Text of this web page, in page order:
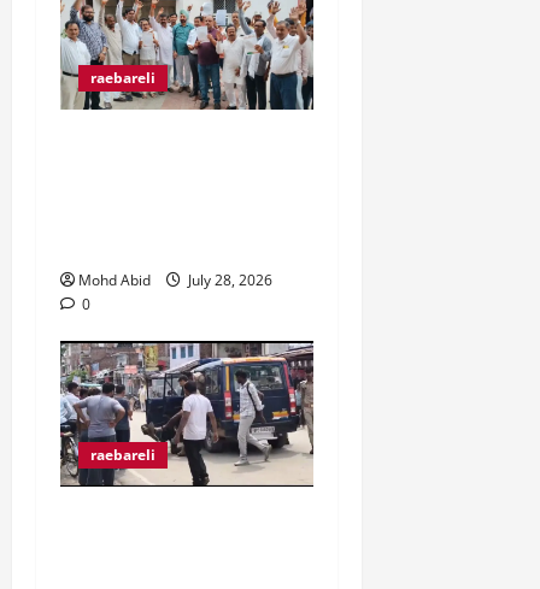
raebareli
Mohd Abid
July 28, 2026
0
raebareli